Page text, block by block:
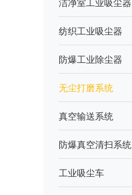
洁净室工业吸尘器
纺织工业吸尘器
防爆工业除尘器
无尘打磨系统
真空输送系统
防爆真空清扫系统
工业吸尘车